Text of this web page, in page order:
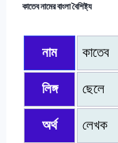
কাতেব নামের বাংলা বৈশিষ্ট্য
নাম কাতেব
লিঙ্গ ছেলে
অর্থ লেখক